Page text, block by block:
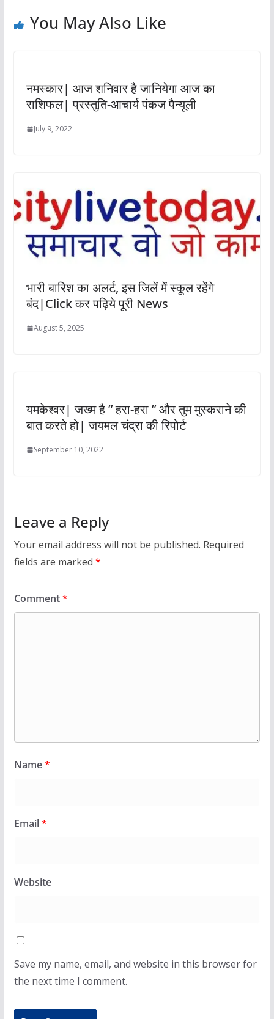
You May Also Like
नमस्कार| आज शनिवार है जानियेगा आज का
राशिफल| प्रस्तुति-आचार्य पंकज पैन्यूली
July 9, 2022
भारी बारिश का अलर्ट, इस जिलें में स्कूल रहेंगे
बंद|Click कर पढ़िये पूरी News
August 5, 2025
यमकेश्वर| जख्म है ” हरा-हरा ” और तुम मुस्कराने की
बात करते हो| जयमल चंद्रा की रिपोर्ट
September 10, 2022
Leave a Reply
Your email address will not be published. Required
fields are marked *
Comment*
Name*
Email*
Website
Save my name, email, and website in this browser for
the next time I comment.